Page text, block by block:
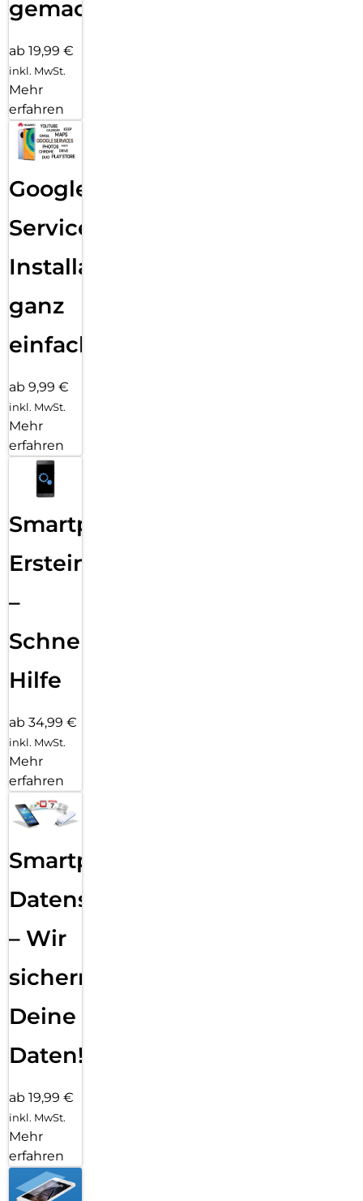
gemacht!
ab 19,99 €
inkl. MwSt.
Mehr
erfahren
Google
Services
Installation
ganz
einfach
ab 9,99 €
inkl. MwSt.
Mehr
erfahren
Smartphone
Ersteinrichtung
–
Schnelle
Hilfe
ab 34,99 €
inkl. MwSt.
Mehr
erfahren
Smartphone
Datensicherung
– Wir
sichern
Deine
Daten!
ab 19,99 €
inkl. MwSt.
Mehr
erfahren